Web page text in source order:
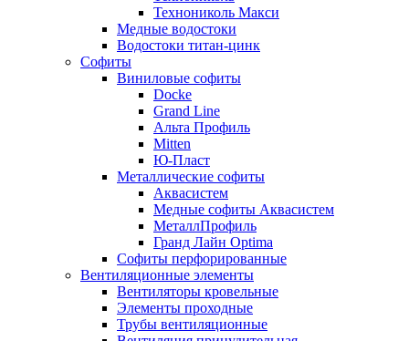
Технониколь Макси
Медные водостоки
Водостоки титан-цинк
Софиты
Виниловые софиты
Docke
Grand Line
Альта Профиль
Mitten
Ю-Пласт
Металлические софиты
Аквасистем
Медные софиты Аквасистем
МеталлПрофиль
Гранд Лайн Optima
Софиты перфорированные
Вентиляционные элементы
Вентиляторы кровельные
Элементы проходные
Трубы вентиляционные